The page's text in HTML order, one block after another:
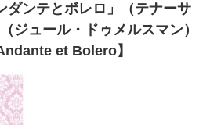
ダンテとボレロ」（テナーサ
ジュール・ドゥメルスマン）
et Bolero】